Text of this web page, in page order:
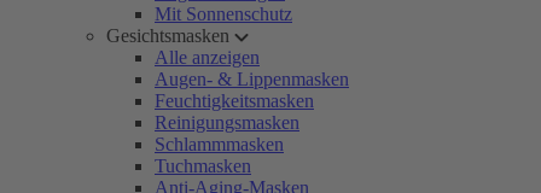
Mit Sonnenschutz
Gesichtsmasken
Alle anzeigen
Augen- & Lippenmasken
Feuchtigkeitsmasken
Reinigungsmasken
Schlammmasken
Tuchmasken
Anti-Aging-Masken